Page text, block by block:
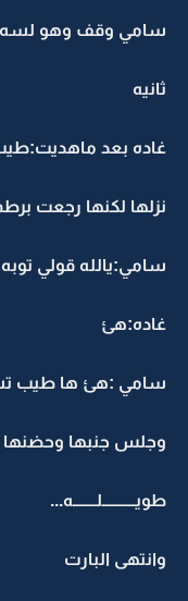
سامي وقف وهو لسه
ثانيه
غاده بعد
نزلها لكنها رجعت
سامي:يالله قولي
غاده:هئ
سامي :هئ ها طيب
وجلس جنبها وحضنها
طويــــــــــلـــــــه...
وانتهى البارت